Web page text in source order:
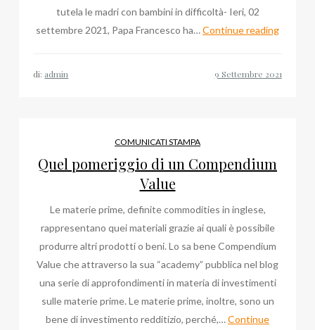
tutela le madri con bambini in difficoltà- Ieri, 02
settembre 2021, Papa Francesco ha…Continue readingDin
di: admin
COMUNICATI STAMPA
Quel pomeriggio di un Compendium
Value
Le materie prime, definite commodities in inglese,
rappresentano quei materiali grazie ai quali è possibile
produrre altri prodotti o beni. Lo sa bene Compendium
Value che attraverso la sua “academy” pubblica nel blog
una serie di approfondimenti in materia di investimenti
sulle materie prime. Le materie prime, inoltre, sono un
bene di investimento redditizio, perché,…Continue